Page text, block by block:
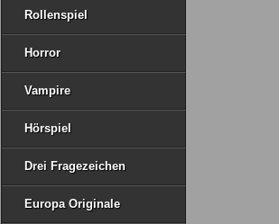
Rollenspiel
Horror
Vampire
Hörspiel
Drei Fragezeichen
Europa Originale